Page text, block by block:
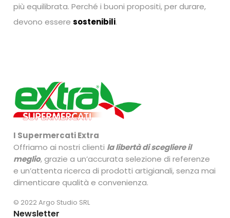
più equilibrata. Perché i buoni propositi, per durare,
devono esseresostenibili.
I Supermercati Extra
Offriamo ai nostri clienti la libertà di scegliere il
meglio, grazie a un’accurata selezione di referenze
e un’attenta ricerca di prodotti artigianali, senza mai
dimenticare qualità e convenienza.
© 2022 Argo Studio SRL
Newsletter